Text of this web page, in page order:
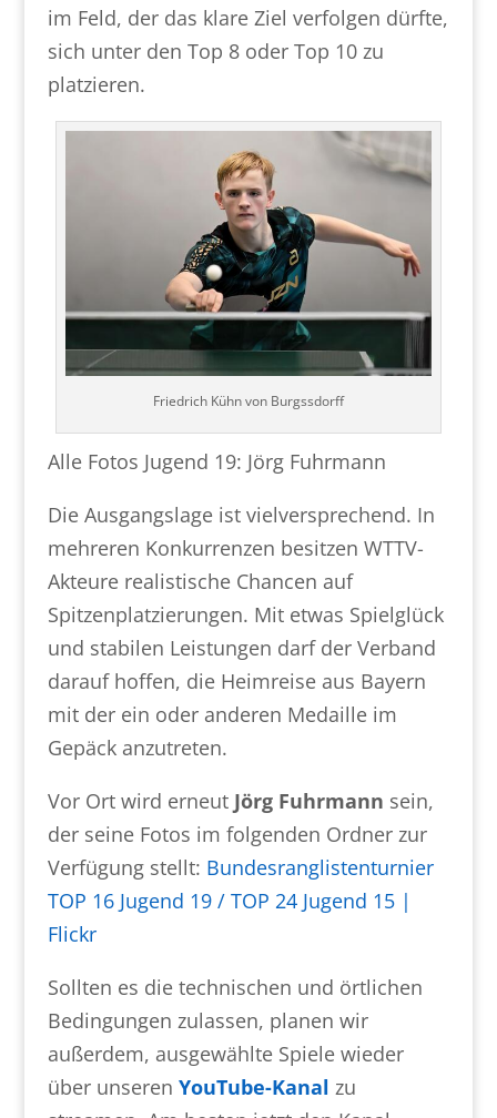
im Feld, der das klare Ziel verfolgen dürfte,
sich unter den Top 8 oder Top 10 zu
platzieren.
Friedrich Kühn von Burgssdorff
Alle Fotos Jugend 19: Jörg Fuhrmann
Die Ausgangslage ist vielversprechend. In
mehreren Konkurrenzen besitzen WTTV-
Akteure realistische Chancen auf
Spitzenplatzierungen. Mit etwas Spielglück
und stabilen Leistungen darf der Verband
darauf hoffen, die Heimreise aus Bayern
mit der ein oder anderen Medaille im
Gepäck anzutreten.
Vor Ort wird erneut Jörg Fuhrmann sein,
der seine Fotos im folgenden Ordner zur
Verfügung stellt: Bundesranglistenturnier
TOP 16 Jugend 19 / TOP 24 Jugend 15 |
Flickr
Sollten es die technischen und örtlichen
Bedingungen zulassen, planen wir
außerdem, ausgewählte Spiele wieder
über unseren YouTube-Kanal zu